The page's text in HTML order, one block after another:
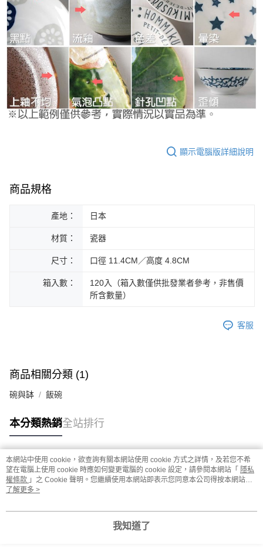
顯示電腦版詳細說明
商品規格
產地： 日本
材質： 瓷器
尺寸： 口徑 11.4CM／高度 4.8CM
箱入數：
120入（箱入數僅供批發業者參考，非售價
所含數量）
客服
商品相關分類 (1)
碗與缽 飯碗
本分類熱銷全站排行
熱門標籤
本網站中使用 cookie，欲查詢有關本網站使用 cookie 方式之詳情，及若您不希
望在電腦上使用 cookie 時應如何變更電腦的 cookie 設定，請參閱本網站「 隱私
權條款 」之 Cookie 聲明。您繼續使用本網站即表示您同意本公司得按本網站使
用條款之 Cookie 聲明使用 cookie。
了解更多 >
我知道了